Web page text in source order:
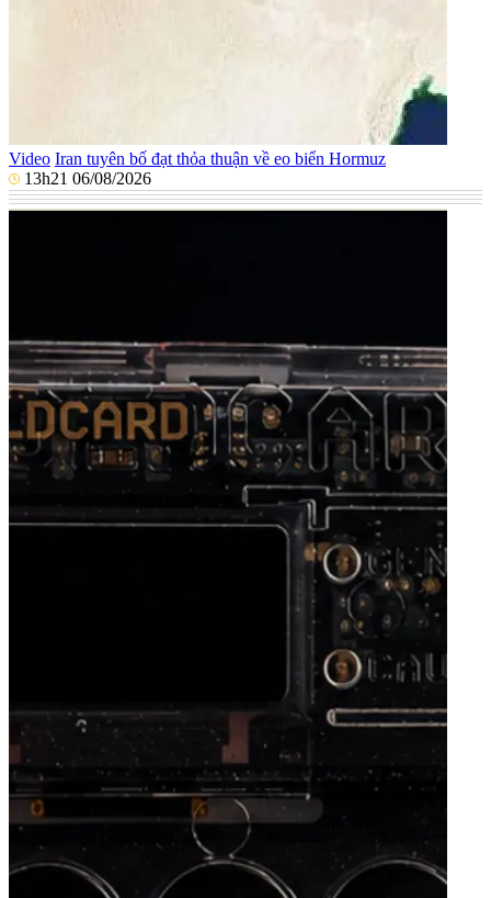
Video Iran tuyên bố đạt thỏa thuận về eo biển Hormuz
13h21 06/08/2026